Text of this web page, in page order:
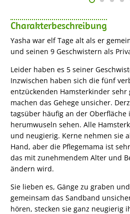
Charakterbeschreibung
Yasha war elf Tage alt als er
und seinen 9 Geschwistern als
Leider haben es 5 seiner
Inzwischen haben sich die fünf
entzückenden Hamsterkinder
machen das Gehege unsicher.
tagsüber häufig an der Oberfläche
herumwuseln sehen. Alle
und neugierig. Kerne nehmen sie
Hand, aber die Pflegemama ist
das mit zunehmendem Alter und
ändern wird.
Sie lieben es, Gänge zu graben
gemeinsam das Sandband
hören, stecken sie ganz neugierig